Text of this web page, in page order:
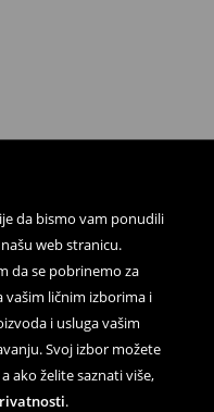
da bismo vam ponudili
web stranicu.
da se pobrinemo za
ličnim izborima i
i usluga vašim
Svoj izbor možete
ako želite saznati više,
.